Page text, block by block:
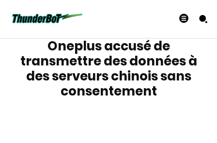
Oneplus accusé de
transmettre des données à
des serveurs chinois sans
consentement